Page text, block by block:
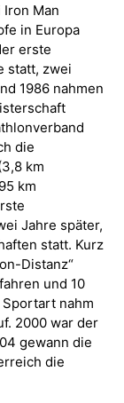
Man
in Europa
erste
statt, zwei
1986 nahmen
die
km
km
Jahre später,
statt. Kurz
Distanz“
und 10
nahm
2000 war der
gewann die
die